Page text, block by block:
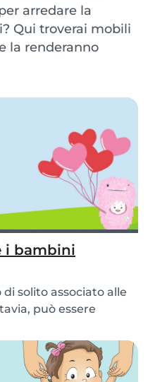
arredare la
Qui troverai mobili
la renderanno
i bambini
solito associato alle
può essere